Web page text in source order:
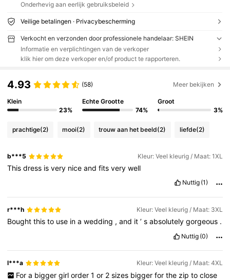
Onderhevig aan eerlijk gebruiksbeleid
Veilige betalingen · Privacybescherming
Verkocht en verzonden door professionele handelaar: SHEIN
Informatie en verplichtingen van de verkoper
klik hier om deze verkoper en/of product te rapporteren.
4.93 (58) Meer bekijken
Klein
23%
Echte Grootte
74%
Groot
3%
prachtige(2) mooi(2) trouw aan het beeld(2) liefde(2)
b***5 Kleur: Veel kleurig / Maat: 1XL
Thisdress isvery niceandfitsverywell
Nuttig (1)
r***h Kleur: Veel kleurig / Maat: 3XL
Boughtthisto use inawedding ,and it’sabsolutelygorgeous .
Nuttig (0)
l***a Kleur: Veel kleurig / Maat: 4XL
For a bigger girl order 1 or 2 sizes bigger for the zip to close